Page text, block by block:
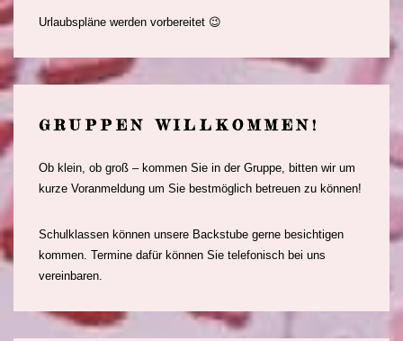
Urlaubspläne werden vorbereitet 😉
GRUPPEN WILLKOMMEN!
Ob klein, ob groß – kommen Sie in der Gruppe, bitten wir um
kurze Voranmeldung um Sie bestmöglich betreuen zu können!
Schulklassen können unsere Backstube gerne besichtigen
kommen. Termine dafür können Sie telefonisch bei uns
vereinbaren.